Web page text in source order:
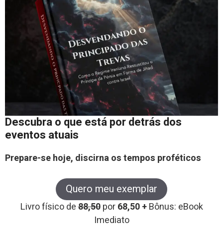
Descubra o que está por detrás dos
eventos atuais
Prepare-se hoje, discirna os tempos proféticos
Quero meu exemplar
Livro físico de88,50 por68,50 +Bônus: eBook
Imediato